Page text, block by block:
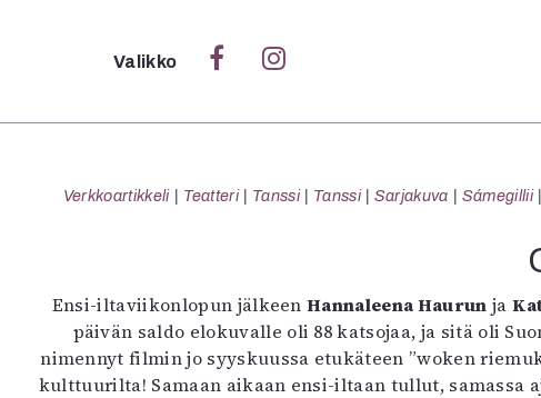
Sulje
Valikko
Verkkoartikkeli Teatteri Tanssi Tanssi Sarjakuva Sámegillii
Ensi-iltaviikonlopun jälkeenHannaleena Haurun ja
päivän saldo elokuvalle oli 88 katsojaa, ja sitä oli
nimennyt filmin jo syyskuussa etukäteen ”woken
kulttuurilta! Samaan aikaan ensi-iltaan tullut, samassa